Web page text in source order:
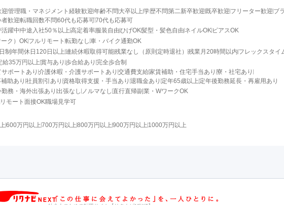
迎管理職・マネジメント経験歓迎年齢不問 大卒以上学歴不問第二新卒歓迎 既卒歓迎 フリーター歓迎 ブ
者歓迎転職回数不問60代も応募可70代も応募可
躍中中途入社50％以上高定着率服装自由ひげOK髪型・髪色自由 ネイルOK ピアスOK
ク）OK フルリモート 転勤なし 車・バイク通勤OK
制年間休日120日以上連続休暇取得可能残業なし（原則定時退社） 残業月20時間以内 フレックスタイ
給35万円以上賞与あり 歩合給あり 完全歩合制
ポートあり 介護休暇・介護サポートあり 交通費支給家賃補助・住宅手当あり 寮・社宅あり
助あり 社員割引あり 資格取得支援・手当あり 退職金あり 定年65歳以上 定年後勤務延長・再雇用あり
勤務・海外出張あり 出張なし ノルマなし 直行直帰副業・WワークOK
リモート面接OK職場見学可
600万円以上700万円以上800万円以上900万円以上 1000万円以上